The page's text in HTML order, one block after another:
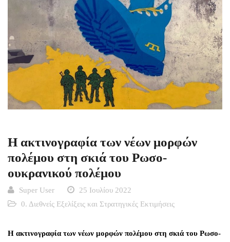
Η ακτινογραφία των νέων μορφών
πολέμου στη σκιά του Ρωσο-
ουκρανικού πολέμου
Super User
25 Ιουλίου 2022
0. Διεθνείς Εξελίξεις και Στρατηγικές Εκτιμήσεις
Η ακτινογραφία των νέων μορφών πολέμου στη σκιά του Ρωσο-